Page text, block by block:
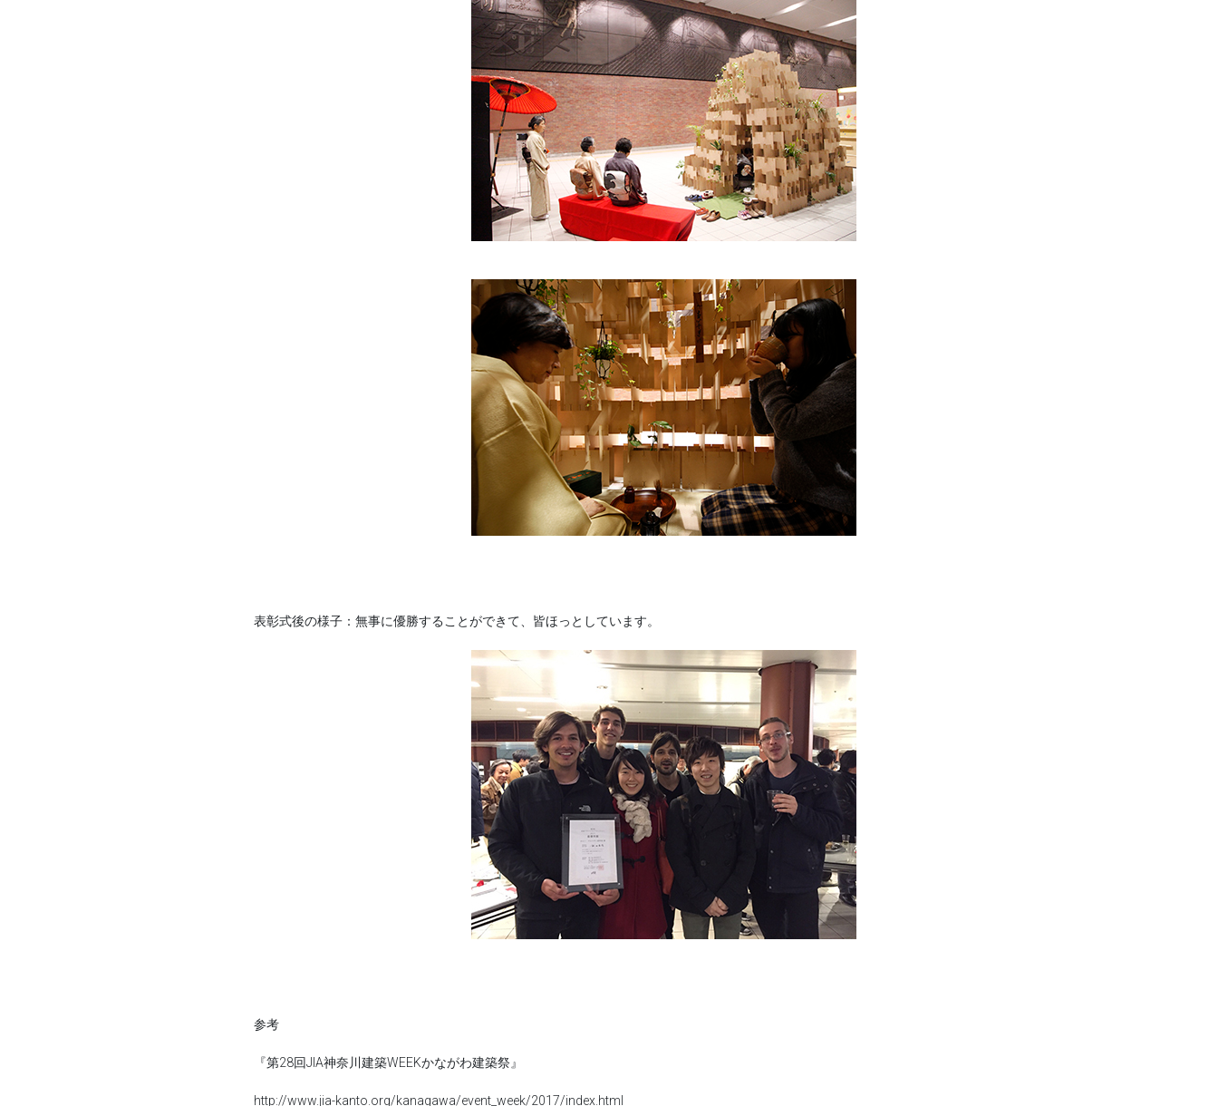
表彰式後の様子：無事に優勝することができて、皆ほっとしています。
参考
『第28回JIA神奈川建築WEEKかながわ建築祭』
http://www.jia-kanto.org/kanagawa/event_week/2017/index.html